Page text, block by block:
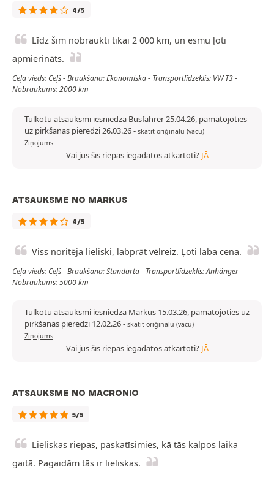
4/5
Līdz šim nobraukti tikai 2 000 km, un esmu ļoti
apmierināts.
Ceļa vieds: Ceļš - Braukšana: Ekonomiska - Transportlīdzeklis: VW T3 -
Nobraukums: 2000 km
Tulkotu atsauksmi iesniedza Busfahrer 25.04.26, pamatojoties
uz pirkšanas pieredzi 26.03.26- skatīt oriģinālu (vācu)
Ziņojums
Vai jūs šīs riepas iegādātos atkārtoti? JĀ
ATSAUKSME NO MARKUS
4/5
Viss noritēja lieliski, labprāt vēlreiz. Ļoti laba cena.
Ceļa vieds: Ceļš - Braukšana: Standarta - Transportlīdzeklis: Anhänger -
Nobraukums: 5000 km
Tulkotu atsauksmi iesniedza Markus 15.03.26, pamatojoties uz
pirkšanas pieredzi 12.02.26- skatīt oriģinālu (vācu)
Ziņojums
Vai jūs šīs riepas iegādātos atkārtoti? JĀ
ATSAUKSME NO MACRONIO
5/5
Lieliskas riepas, paskatīsimies, kā tās kalpos laika
gaitā. Pagaidām tās ir lieliskas.